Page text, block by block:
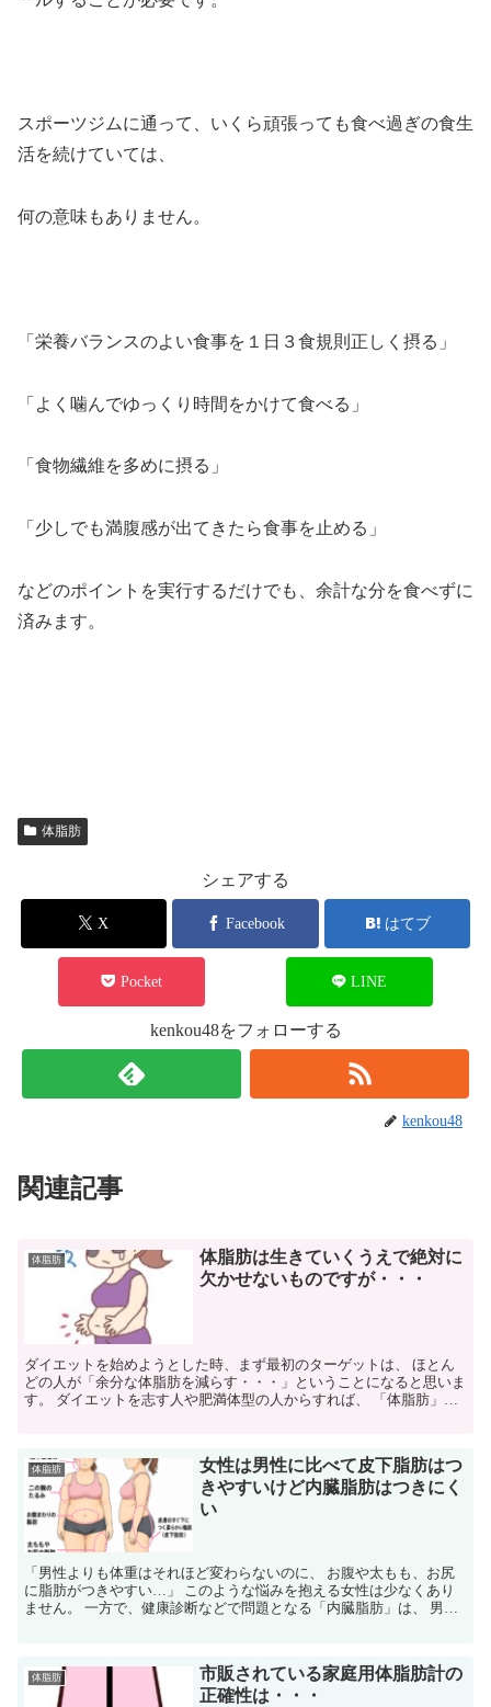
スポーツジムに通って、いくら頑張っても食べ過ぎの食生
活を続けていては、
何の意味もありません。
「栄養バランスのよい食事を１日３食規則正しく摂る」
「よく噛んでゆっくり時間をかけて食べる」
「食物繊維を多めに摂る」
「少しでも満腹感が出てきたら食事を止める」
などのポイントを実行するだけでも、余計な分を食べずに
済みます。
体脂肪
シェアする
X Facebook はてブ
Pocket LINE
kenkou48をフォローする
kenkou48
関連記事
体脂肪
体脂肪は生きていくうえで絶対に
欠かせないものですが・・・
ダイエットを始めようとした時、まず最初のターゲットは、 ほとん
どの人が「余分な体脂肪を減らす・・・」ということになると思いま
す。 ダイエットを志す人や肥満体型の人からすれば、 「体脂肪」と
体脂肪
女性は男性に比べて皮下脂肪はつ
きやすいけど内臓脂肪はつきにく
い
「男性よりも体重はそれほど変わらないのに、 お腹や太もも、お尻
に脂肪がつきやすい…」 このような悩みを抱える女性は少なくあり
ません。 一方で、健康診断などで問題となる「内臓脂肪」は、 男性
体脂肪
市販されている家庭用体脂肪計の
正確性は・・・